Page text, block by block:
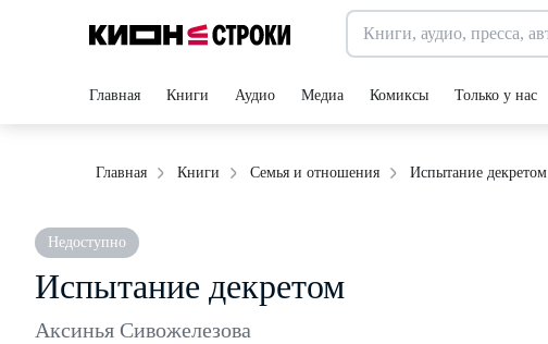
Главная Книги Аудио Медиа Комиксы Только у нас
Главная Книги Семья и отношения Испытание декретом
Недоступно
Испытание декретом
Аксинья Сивожелезова